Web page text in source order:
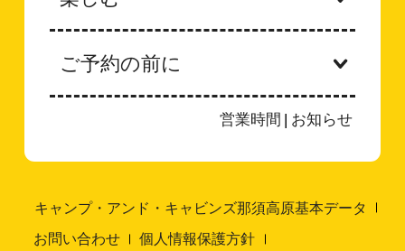
ご予約の前に
営業時間 | お知らせ
キャンプ・アンド・キャビンズ那須高原基本データ
お問い合わせ 個人情報保護方針